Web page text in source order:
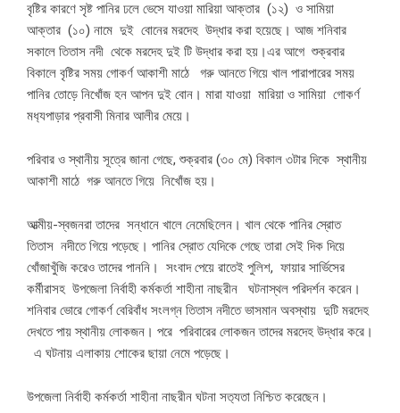
বৃষ্টির কারণে সৃষ্ট পানির ঢলে ভেসে যাওয়া মারিয়া আক্তার (১২) ও সামিয়া
আক্তার (১০) নামে দুই বোনের মরদেহ উদ্ধার করা হয়েছে। আজ শনিবার
সকালে তিতাস নদী থেকে মর‍দেহ দুই টি উদ্ধার করা হয়।এর আগে শুক্রবার
বিকালে বৃষ্টির সময় গোকর্ণ আকাশী মাঠে গরু আনতে গিয়ে খাল পারাপারের সময়
পানির তোড়ে নিখোঁজ হন আপন দুই বোন। মারা যাওয়া মারিয়া ও সামিয়া গোকর্ণ
মধ‍্যপাড়ার প্রবাসী মিনার আলীর মেয়ে।
পরিবার ও স্থানীয় সূত্রে জানা গেছে, শুক্রবার (৩০ মে) বিকাল ৩টার দিকে স্থানীয়
আকাশী মাঠে গরু আনতে গিয়ে নিখোঁজ হয়।
আত্মীয়-স্বজনরা তাদের সন্ধানে খালে নেমেছিলেন। খাল থেকে পানির স্রোত
তিতাস নদীতে গিয়ে পড়েছে। পানির স্রোত যেদিকে গেছে তারা সেই দিক দিয়ে
খোঁজাখুঁজি করেও তাদের পাননি। সংবাদ পেয়ে রাতেই পুলিশ, ফায়ার সার্ভিসের
কর্মীরাসহ উপজেলা নির্বাহী কর্মকর্তা শাহীনা নাছরীন ঘটনাস্থল পরিদর্শন করেন।
শনিবার ভোরে গোকর্ণ বেরিবাঁধ সংলগ্ন তিতাস নদীতে ভাসমান অবস্থায় দুটি মরদেহ
দেখতে পায় স্থানীয় লোকজন। পরে পরিবারের লোকজন তাদের মরদেহ উদ্ধার করে।
এ ঘটনায় এলাকায় শোকের ছায়া নেমে পড়েছে।
উপজেলা নির্বাহী কর্মকর্তা শাহীনা নাছরীন ঘটনা সত‍্যতা নিশ্চিত করেছেন।